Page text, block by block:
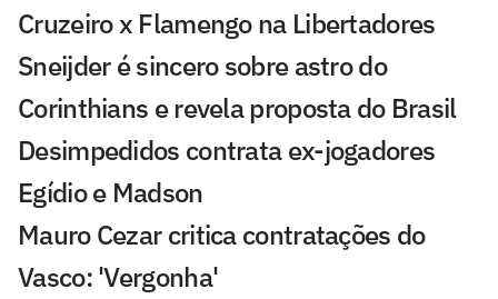
Cruzeiro x Flamengo na Libertadores
Sneijder é sincero sobre astro do
Corinthians e revela proposta do Brasil
Desimpedidos contrata ex-jogadores
Egídio e Madson
Mauro Cezar critica contratações do
Vasco: 'Vergonha'